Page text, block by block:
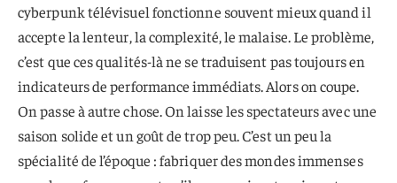
cyberpunk télévisuel fonctionne souvent mieux quand il
accepte la lenteur, la complexité, le malaise. Le problème,
c’est que ces qualités-là ne se traduisent pas toujours en
indicateurs de performance immédiats. Alors on coupe.
On passe à autre chose. On laisse les spectateurs avec une
saison solide et un goût de trop peu. C’est un peu la
spécialité de l’époque : fabriquer des mondes immenses